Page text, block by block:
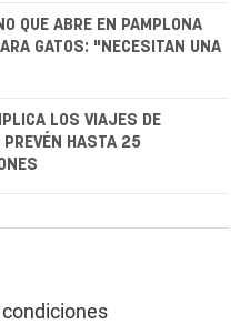
QUE ABRE EN PAMPLONA
GATOS: "NECESITAN UNA
LOS VIAJES DE
PREVÉN HASTA 25